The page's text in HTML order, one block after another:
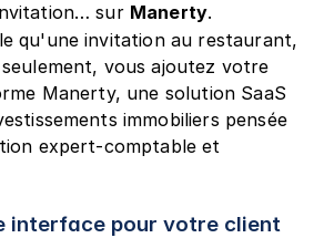
sur Manerty.
qu'une invitation au restaurant,
vous ajoutez votre
Manerty, une solution SaaS
immobiliers pensée
expert-comptable et
interface pour votre client